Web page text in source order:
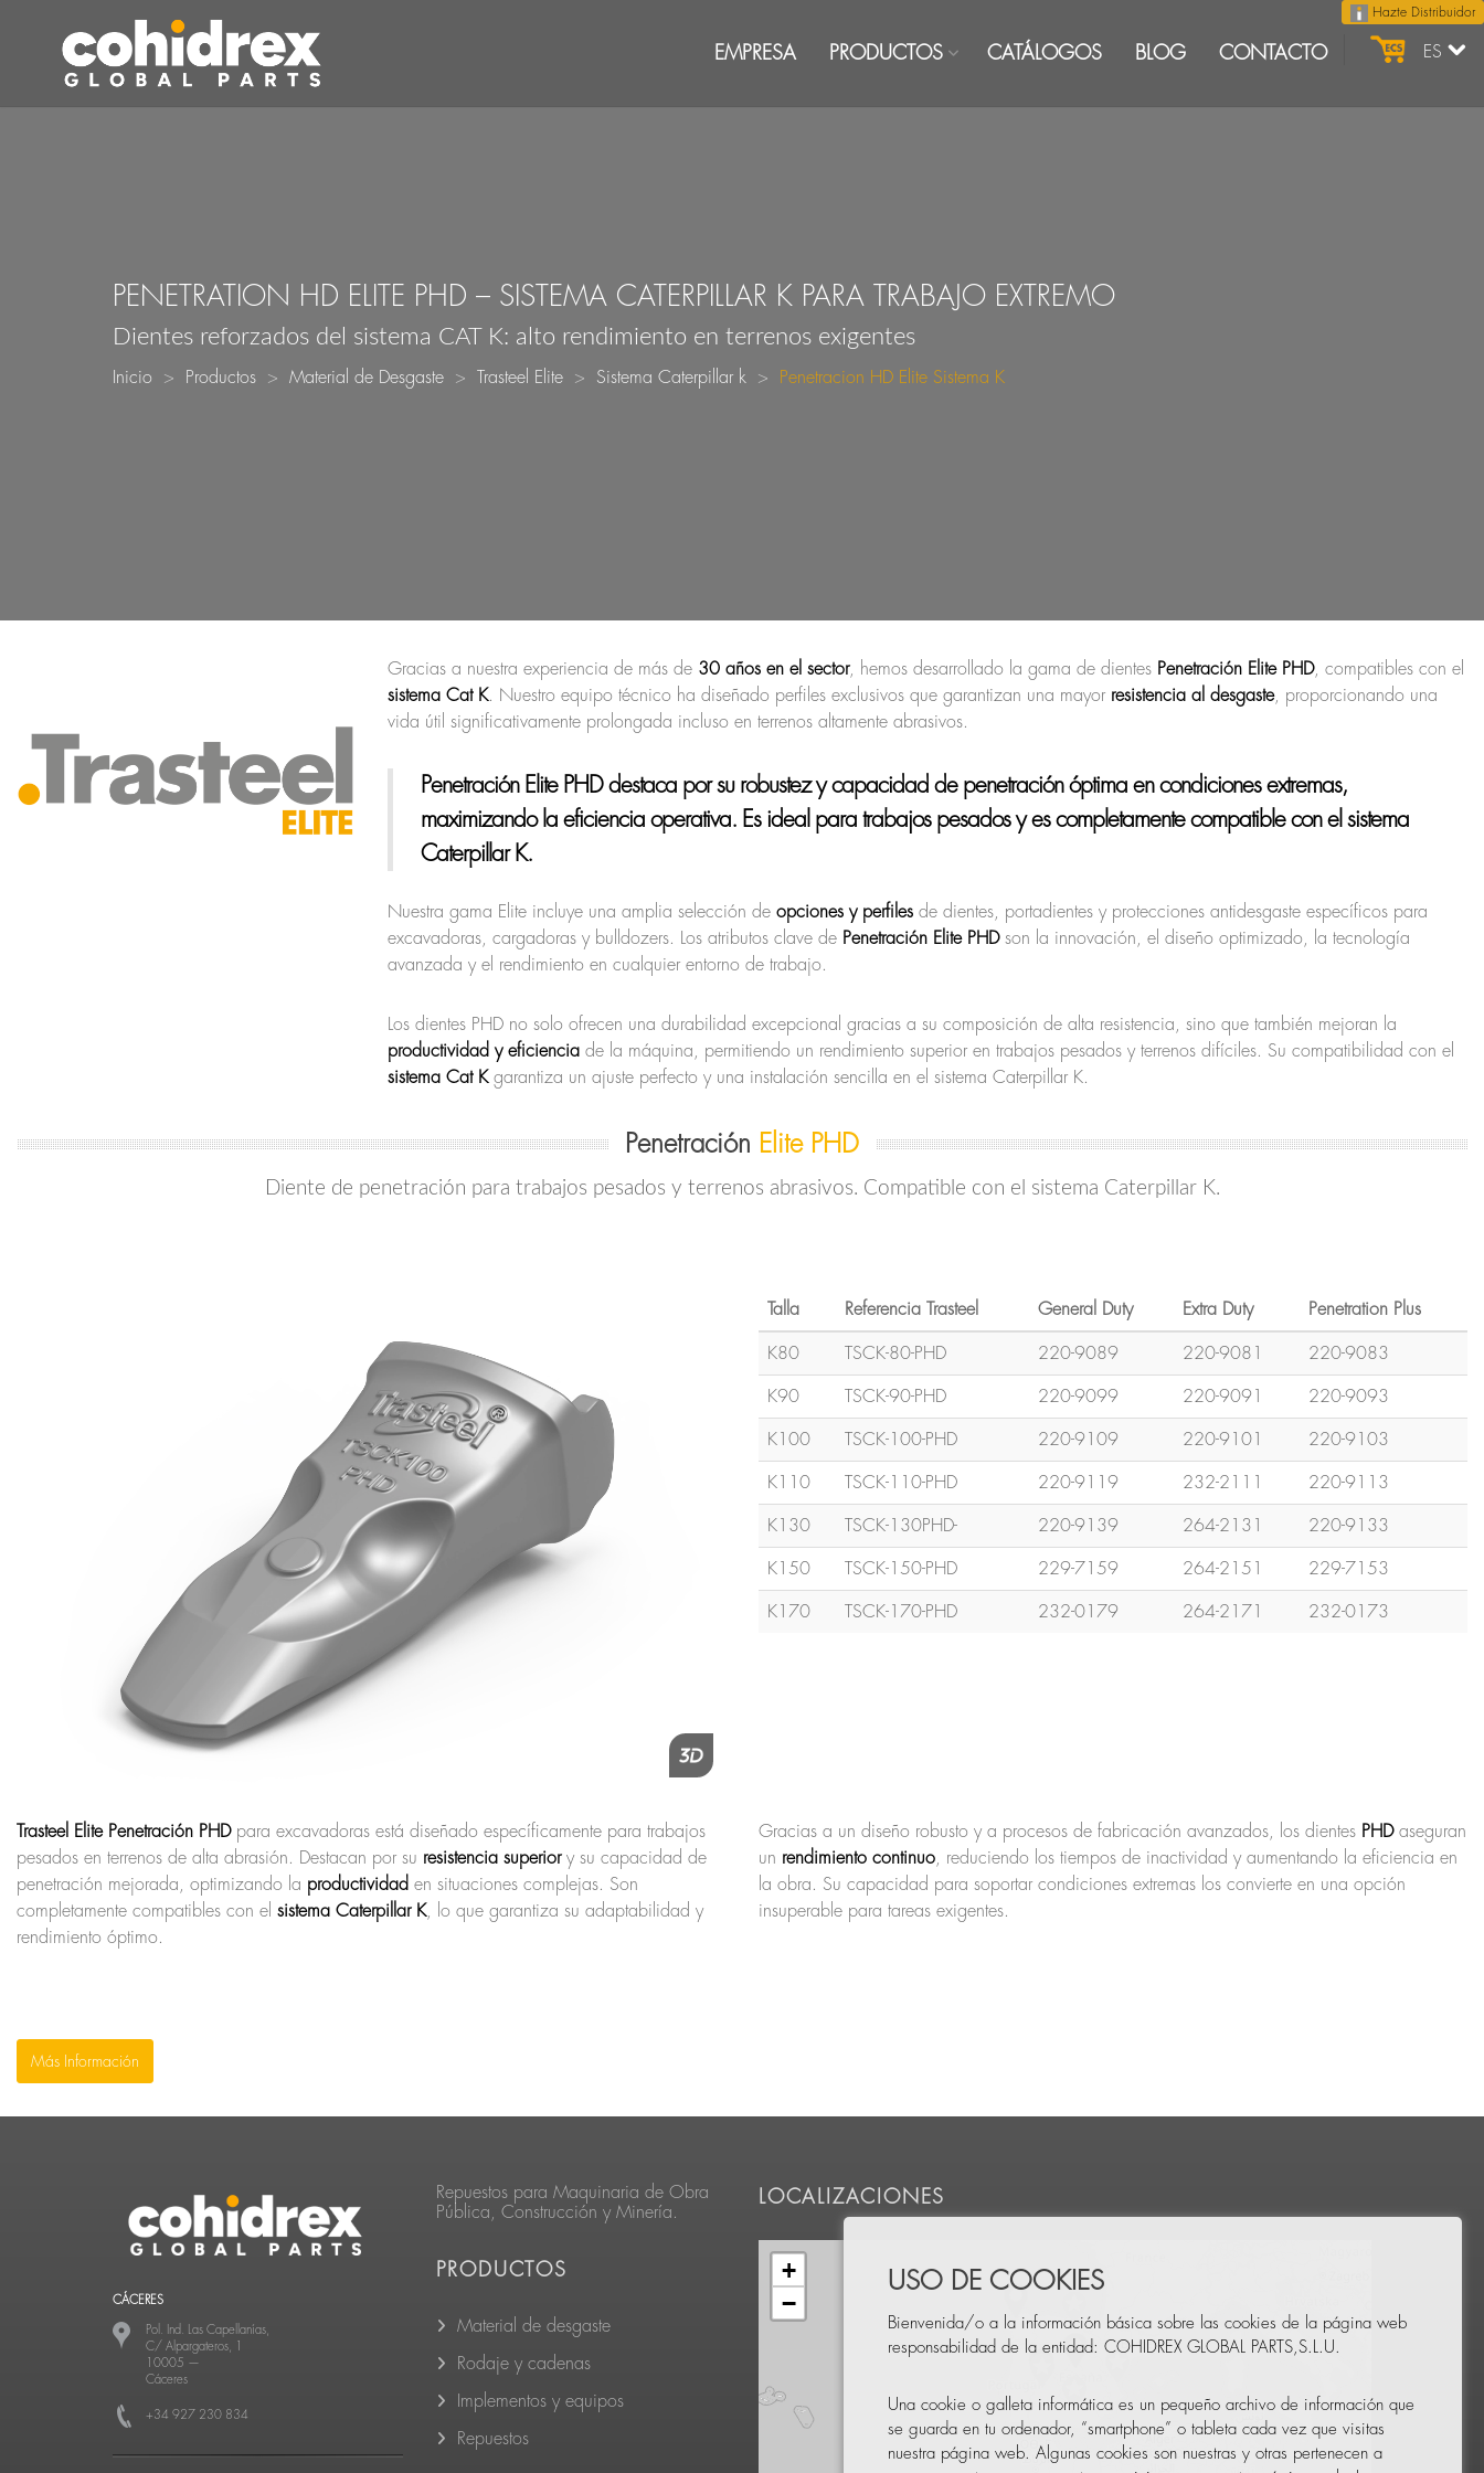
Hazte Distribuidor
ES
EMPRESA PRODUCTOS CATÁLOGOS BLOG CONTACTO
PENETRATION HD ELITE PHD – SISTEMA CATERPILLAR K PARA TRABAJO EXTREMO
Dientes reforzados del sistema CAT K: alto rendimiento en terrenos exigentes
Inicio Productos Material de Desgaste Trasteel Elite Sistema Caterpillar k Penetracion HD Elite Sistema K
Gracias a nuestra experiencia de más de 30 años en el sector, hemos desarrollado la gama de dientes Penetración Elite PHD, compatibles con el
sistema Cat K. Nuestro equipo técnico ha diseñado perfiles exclusivos que garantizan una mayor resistencia al desgaste, proporcionando una
vida útil significativamente prolongada incluso en terrenos altamente abrasivos.
Penetración Elite PHDdestaca por su robustez y capacidad de penetración óptima en condiciones extremas,
maximizando la eficiencia operativa. Es ideal para trabajos pesados y es completamente compatible con el sistema
Caterpillar K.
Nuestra gama Elite incluye una amplia selección de opciones y perfiles de dientes, portadientes y protecciones antidesgaste específicos para
excavadoras, cargadoras y bulldozers. Los atributos clave de Penetración Elite PHDson la innovación, el diseño optimizado, la tecnología
avanzada y el rendimiento en cualquier entorno de trabajo.
Los dientes PHD no solo ofrecen una durabilidad excepcional gracias a su composición de alta resistencia, sino que también mejoran la
productividad y eficiencia de la máquina, permitiendo un rendimiento superior en trabajos pesados y terrenos difíciles. Su compatibilidad con el
sistema Cat K garantiza un ajuste perfecto y una instalación sencilla en el sistema Caterpillar K.
Penetración Elite PHD
Diente de penetración para trabajos pesados y terrenos abrasivos. Compatible con el sistema Caterpillar K.
Talla Referencia Trasteel General Duty Extra Duty Penetration Plus
K80 TSCK-80-PHD 220-9089 220-9081 220-9083
K90 TSCK-90-PHD 220-9099 220-9091 220-9093
K100 TSCK-100-PHD 220-9109 220-9101 220-9103
K110 TSCK-110-PHD 220-9119 232-2111 220-9113
K130 TSCK-130PHD- 220-9139 264-2131 220-9133
K150 TSCK-150-PHD 229-7159 264-2151 229-7153
K170 TSCK-170-PHD 232-0179 264-2171 232-0173
Trasteel Elite Penetración PHDpara excavadoras está diseñado específicamente para trabajos
pesados en terrenos de alta abrasión. Destacan por su resistencia superiory su capacidad de
penetración mejorada, optimizando la productividad en situaciones complejas. Son
completamente compatibles con el sistema Caterpillar K , lo que garantiza su adaptabilidad y
rendimiento óptimo.
Gracias a un diseño robusto y a procesos de fabricación avanzados, los dientes PHDaseguran
un rendimiento continuo , reduciendo los tiempos de inactividad y aumentando la eficiencia en
la obra. Su capacidad para soportar condiciones extremas los convierte en una opción
insuperable para tareas exigentes.
Más Información
CÁCERES
Pol. Ind. Las Capellanías,
C/ Alpargateros, 1
10005 —
Cáceres
+34 927 230 834
Repuestos para Maquinaria de Obra
Pública, Construcción y Minería.
PRODUCTOS
Material de desgaste
Rodaje y cadenas
Implementos y equipos
Repuestos
LOCALIZACIONES
+
−
USO DE COOKIES
Bienvenida/o a la información básica sobre las cookies de la página web
responsabilidad de la entidad: COHIDREX GLOBAL PARTS,S.L.U.
Una cookie o galleta informática es un pequeño archivo de información que
se guarda en tu ordenador, “smartphone” o tableta cada vez que visitas
nuestra página web. Algunas cookies son nuestras y otras pertenecen a